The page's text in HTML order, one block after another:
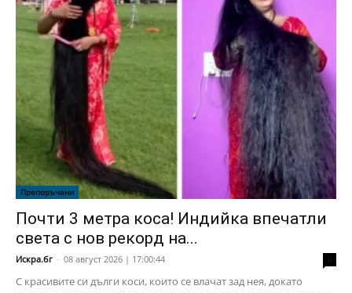
Препоръчани
Почти 3 метра коса! Индийка впечатли
света с нов рекорд на...
Искра.бг - 08 август 2026 | 17:00:44
С красивите си дълги коси, които се влачат зад нея, докато